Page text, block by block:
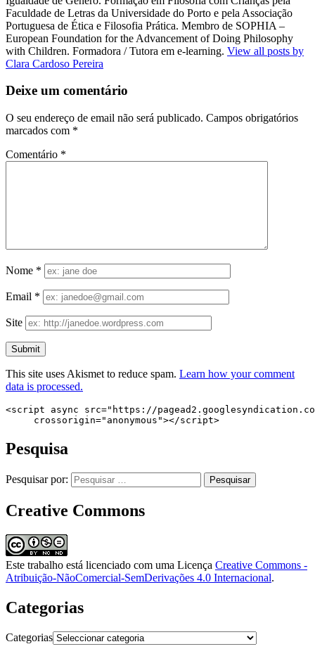
Faculdade de Letras da Universidade do Porto e pela Associação
Portuguesa de Ética e Filosofia Prática. Membro de SOPHIA –
European Foundation for the Advancement of Doing Philosophy
with Children. Formadora / Tutora em e-learning. View all posts by
Clara Cardoso Pereira
Deixe um comentário
O seu endereço de email não será publicado. Campos obrigatórios
marcados com *
Comentário *
Nome *
Email *
Site
This site uses Akismet to reduce spam. Learn how your comment
data is processed.
<script async src="https://
     crossorigin="anonymous"></script>
Pesquisa
Pesquisar por:
Creative Commons
Este trabalho está licenciado com uma Licença Creative Commons -
Atribuição-NãoComercial-SemDerivações 4.0 Internacional.
Categorias
Categorias